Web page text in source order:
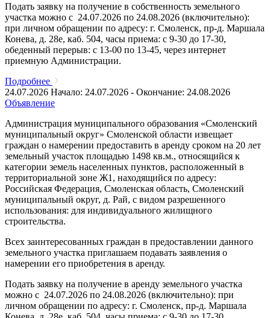
Подать заявку на получение в собственность земельного
участка можно с 24.07.2026 по 24.08.2026 (включительно):
при личном обращении по адресу: г. Смоленск, пр-д. Маршала
Конева, д. 28е, каб. 504, часы приема: с 9-30 до 17-30,
обеденный перерыв: с 13-00 по 13-45, через интернет
приемную Администрации.
Подробнее
24.07.2026 Начало: 24.07.2026 - Окончание: 24.08.2026
Объявление
Администрация муниципального образования «Смоленский
муниципальный округ» Смоленской области извещает
граждан о намерении предоставить в аренду сроком на 20 лет
земельный участок площадью 1498 кв.м., относящийся к
категории земель населенных пунктов, расположенный в
территориальной зоне Ж1, находящийся по адресу:
Российская Федерация, Смоленская область, Смоленский
муниципальный округ, д. Рай, с видом разрешенного
использования: для индивидуального жилищного
строительства.
Всех заинтересованных граждан в предоставлении данного
земельного участка приглашаем подавать заявления о
намерении его приобретения в аренду.
Подать заявку на получение в аренду земельного участка
можно с 24.07.2026 по 24.08.2026 (включительно): при
личном обращении по адресу: г. Смоленск, пр-д. Маршала